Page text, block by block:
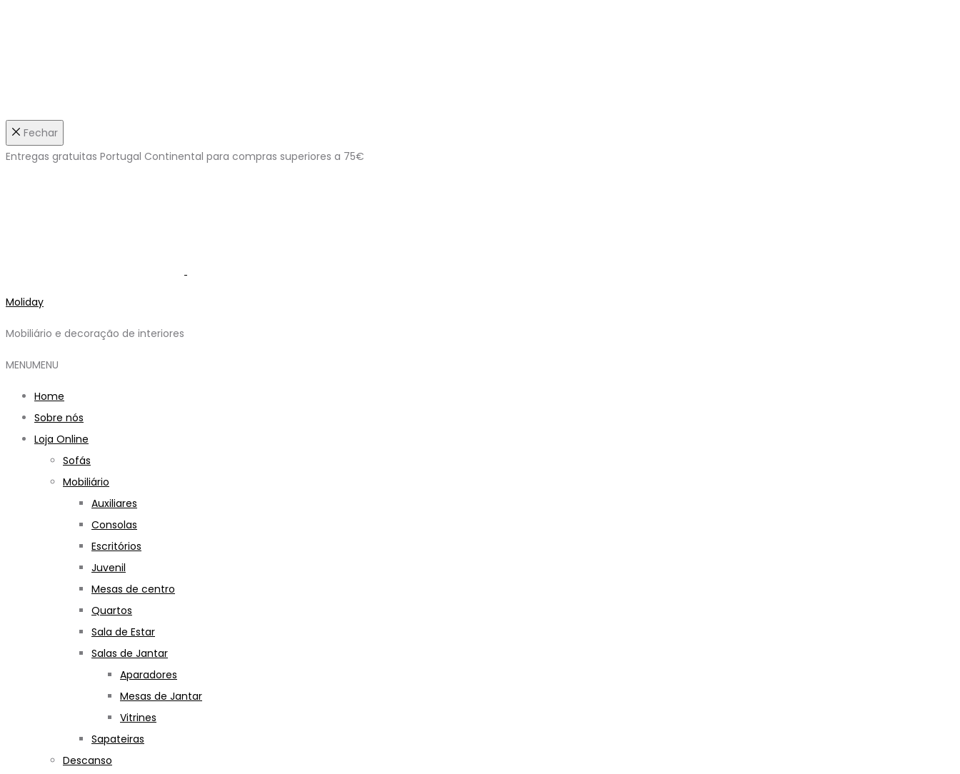
Fechar
Entregas gratuitas Portugal Continental para compras superiores a 75€
Moliday
Mobiliário e decoração de interiores
MENUMENU
Home
Sobre nós
Loja Online
Sofás
Mobiliário
Auxiliares
Consolas
Escritórios
Juvenil
Mesas de centro
Quartos
Sala de Estar
Salas de Jantar
Aparadores
Mesas de Jantar
Vitrines
Sapateiras
Descanso